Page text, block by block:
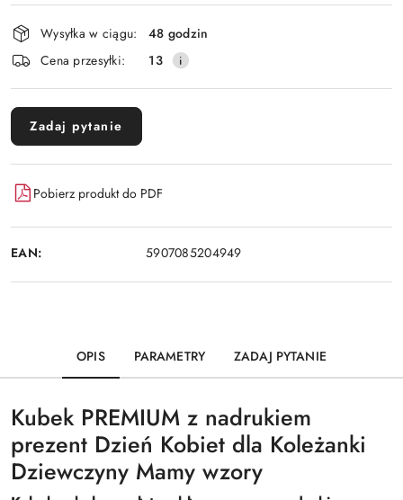
Dostępność
i
dostawa
Wysyłka w ciągu:
48 godzin
Cena przesyłki:
13
Zadaj pytanie
Pobierz produkt do PDF
EAN: 5907085204949
OPIS PARAMETRY ZADAJ PYTANIE
Kubek PREMIUM z nadrukiem
prezent Dzień Kobiet dla Koleżanki
Dziewczyny Mamy wzory